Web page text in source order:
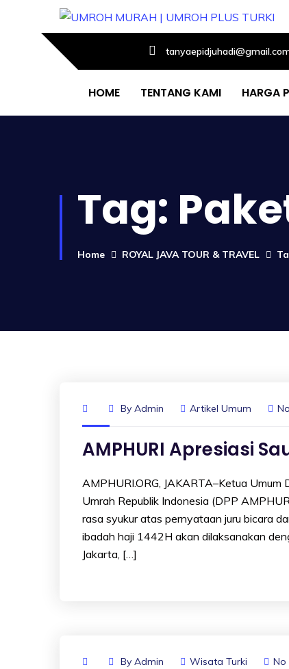
HOME TENTANG KAMI HARGA
Tag:
Home ROYAL JAVA TOUR & TRAVEL
By Admin Artikel Umum
AMPHURI Apresiasi
AMPHURI.ORG, JAKARTA–Ketua
Umrah Republik Indonesia (DPP
rasa syukur atas pernyataan juru bicara
ibadah haji 1442H akan dilaksanakan
Jakarta, […]
By Admin Wisata Turki No